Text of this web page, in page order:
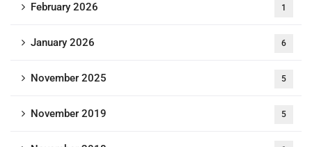
February 2026 1
January 2026 6
November 2025 5
November 2019 5